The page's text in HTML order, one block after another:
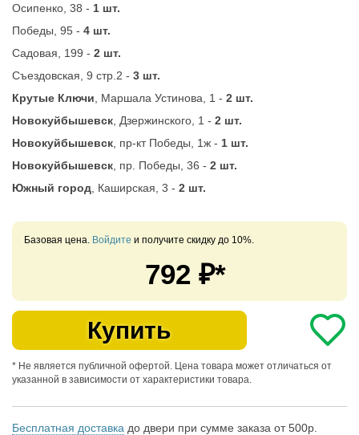
Осипенко, 38 - 1 шт.
Победы, 95 - 4 шт.
Садовая, 199 - 2 шт.
Съездовская, 9 стр.2 - 3 шт.
Крутые Ключи , Маршала Устинова, 1 - 2 шт.
Новокуйбышевск , Дзержинского, 1 - 2 шт.
Новокуйбышевск , пр-кт Победы, 1ж - 1 шт.
Новокуйбышевск , пр. Победы, 36 - 2 шт.
Южный город , Каширская, 3 - 2 шт.
Базовая цена. Войдите и получите скидку до 10%.
792 ₽*
Купить
* Не является публичной офертой. Цена товара может отличаться от
указанной в зависимости от характеристики товара.
Бесплатная доставка до двери при сумме заказа от 500р.